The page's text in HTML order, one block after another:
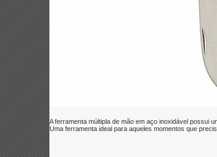
A ferramenta múltipla de mão em aço inoxidável possui
Uma ferramenta ideal para aqueles momentos que